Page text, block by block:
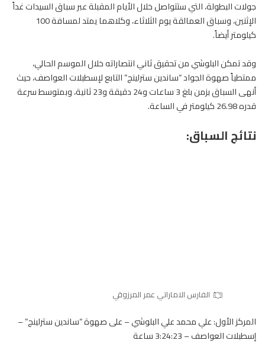
جولات البطولة، التي ستتواصل خلال الأيام المقبلة عبر سباق السيدات غداً
الإثنين، وسباق العمالقة يوم الثلاثاء، وكلاهما يمتد لمسافة 100
كيلومتر أيضاً.
وقد تمكن البلوشي من تحقيق ثاني انتصاراته خلال الموسم الحالي،
ممتطياً صهوة الجواد “ساندين سترلينج” التابع لإسطبلات العواصف، حيث
أنهى السباق بزمن بلغ 3 ساعات و24 دقيقة و23 ثانية، وبمتوسط سرعة
قدره 26.98 كيلومتر في الساعة.
نتائج السباق:
الفارس الاماراتي عمر المرزوقي
المركز الأول: علي محمد علي البلوشي – على صهوة “ساندين سترلينج” –
إسطبلات العواصف – 3:24:23 ساعة